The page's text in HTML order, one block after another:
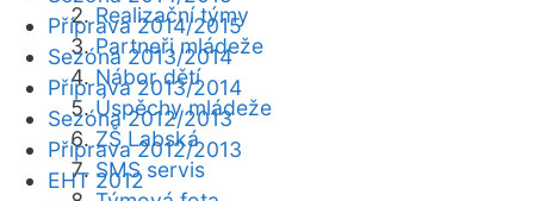
Realizační týmy
Partneři mládeže
Nábor dětí
Úspěchy mládeže
ZŠ Labská
SMS servis
Příprava 2014/2015
Sezóna 2013/2014
Příprava 2013/2014
Sezóna 2012/2013
Příprava 2012/2013
EHT 2012